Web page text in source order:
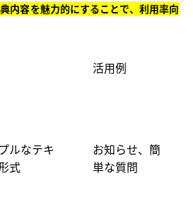
内容を魅力的にすることで、利用率向
活用例
ルなテキ
式
お知らせ、簡
単な質問